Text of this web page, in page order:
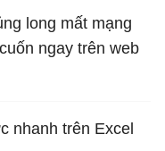
long mất mạng
ngay trên web
nhanh trên Excel